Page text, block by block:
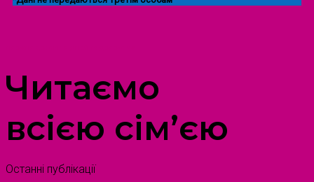
Читаємо
всією сім’єю
Останні публікації